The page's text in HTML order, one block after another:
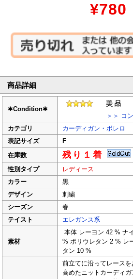
¥780
商品詳細
✱Condition✱
＞＞ コンディ
カテゴリ
カーディガン・ボレロ
表記サイズ
F
在庫数
残り１着
性別タイプ
レディース
カラー
黒
デザイン
刺繍
シーズン
春
テイスト
エレガンス系
素材
本体 レーヨン 42 % ナ
% ポリウレタン 2 % レ
タン 10 %
前立てに沿ってレース
高めたニットカーディ